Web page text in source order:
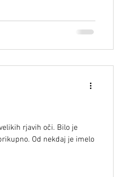
rjavih oči. Bilo je
Od nekdaj je imelo